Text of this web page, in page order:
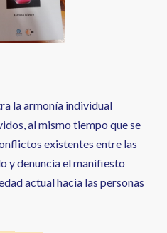
la armonía individual
al mismo tiempo que se
existentes entre las
y denuncia el manifiesto
actual hacia las personas